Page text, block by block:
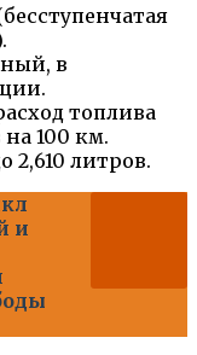
в
топлива
на 100 км.
2,610 литров.
и